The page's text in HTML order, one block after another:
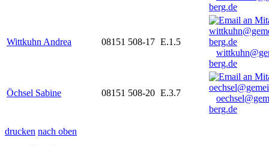
berg.de
Wittkuhn Andrea 08151 508-17 E.1.5
berg.de
Öchsel Sabine 08151 508-20 E.3.7
berg.de
drucken nach oben